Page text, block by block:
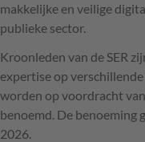
makkelijke en veilige
publieke sector.
Kroonleden van de SER
expertise op
worden op voordracht
benoemd. De benoeming
2026.